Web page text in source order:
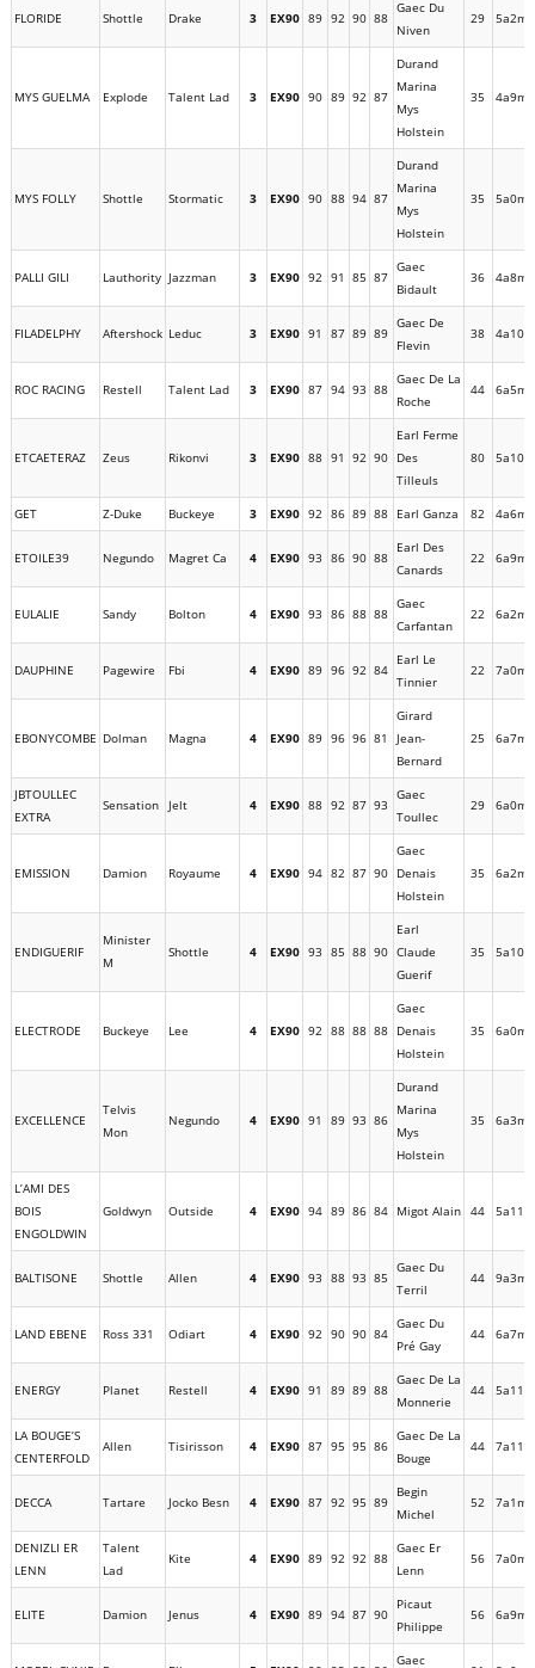
FLORIDE Shottle Drake 3 EX90 89 92 90 88
Gaec Du
Niven
29 5a2m
MYS GUELMA Explode Talent Lad 3 EX90 90 89 92 87
Durand
Marina
Mys
Holstein
35 4a9m
MYS FOLLY Shottle Stormatic 3 EX90 90 88 94 87
Durand
Marina
Mys
Holstein
35 5a0m
PALLI GILI Lauthority Jazzman 3 EX90 92 91 85 87
Gaec
Bidault
36 4a8m
FILADELPHY Aftershock Leduc 3 EX90 91 87 89 89
Gaec De
Flevin
38 4a10m
ROC RACING Restell Talent Lad 3 EX90 87 94 93 88
Gaec De La
Roche
44 6a5m
ETCAETERAZ Zeus Rikonvi 3 EX90 88 91 92 90
Earl Ferme
Des
Tilleuls
80 5a10m
GET Z-Duke Buckeye 3 EX90 92 86 89 88 Earl Ganza 82 4a6m
ETOILE39 Negundo Magret Ca 4 EX90 93 86 90 88
Earl Des
Canards
22 6a9m
EULALIE Sandy Bolton 4 EX90 93 86 88 88
Gaec
Carfantan
22 6a2m
DAUPHINE Pagewire Fbi 4 EX90 89 96 92 84
Earl Le
Tinnier
22 7a0m
EBONYCOMBE Dolman Magna 4 EX90 89 96 96 81
Girard
Jean-
Bernard
25 6a7m
JBTOULLEC
EXTRA
Sensation Jelt 4 EX90 88 92 87 93
Gaec
Toullec
29 6a0m
EMISSION Damion Royaume 4 EX90 94 82 87 90
Gaec
Denais
Holstein
35 6a2m
ENDIGUERIF
Minister
M
Shottle 4 EX90 93 85 88 90
Earl
Claude
Guerif
35 5a10m
ELECTRODE Buckeye Lee 4 EX90 92 88 88 88
Gaec
Denais
Holstein
35 6a0m
EXCELLENCE
Telvis
Mon
Negundo 4 EX90 91 89 93 86
Durand
Marina
Mys
Holstein
35 6a3m
L’AMI DES
BOIS
ENGOLDWIN
Goldwyn Outside 4 EX90 94 89 86 84 Migot Alain 44 5a11m
BALTISONE Shottle Allen 4 EX90 93 88 93 85
Gaec Du
Terril
44 9a3m
LAND EBENE Ross 331 Odiart 4 EX90 92 90 90 84
Gaec Du
Pré Gay
44 6a7m
ENERGY Planet Restell 4 EX90 91 89 89 88
Gaec De La
Monnerie
44 5a11m
LA BOUGE’S
CENTERFOLD
Allen Tisirisson 4 EX90 87 95 95 86
Gaec De La
Bouge
44 7a11m
DECCA Tartare Jocko Besn 4 EX90 87 92 95 89
Begin
Michel
52 7a1m
DENIZLI ER
LENN
Talent
Lad
Kite 4 EX90 89 92 92 88
Gaec Er
Lenn
56 7a0m
ELITE Damion Jenus 4 EX90 89 94 87 90
Picaut
Philippe
56 6a9m
Gaec